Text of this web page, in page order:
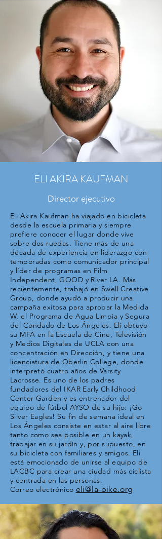
ELI AKIRA KAUFMAN
Director ejecutivo
Eli Akira Kaufman ha viajado en bicicleta
desde la escuela primaria y siempre
prefiere conocer el lugar donde vive
sobre dos ruedas. Tiene más de una
década de experiencia en liderazgo con
temporadas como comunicador principal
y líder de programas en Film
Independent, GOOD y River LA. Más
recientemente, trabajó en Swell Creative
Group, donde ayudó a producir una
campaña exitosa para aprobar la Medida
W, el Programa de Agua Limpia y Segura
del Condado de Los Ángeles. Eli obtuvo
su MFA en la Escuela de Cine, Televisión
y Medios Digitales de UCLA con una
concentración en Dirección, y tiene una
licenciatura de Oberlin College, donde
interpretó cuatro años de Varsity
Lacrosse. Es uno de los padres
fundadores del IKAR Early Childhood
Center Garden y es entrenador del
equipo de fútbol AYSO de su hijo: ¡Go
Silver Eagles! Su fin de semana ideal en
Los Ángeles consiste en estar al aire libre
tanto como sea posible en un kayak,
trabajar en su jardín y, por supuesto, en
su bicicleta con familiares y amigos. Eli
está emocionado de unirse al equipo de
LACBC para crear una ciudad más ciclista
y centrada en las personas.
Correo electrónico eli@la-bike.org